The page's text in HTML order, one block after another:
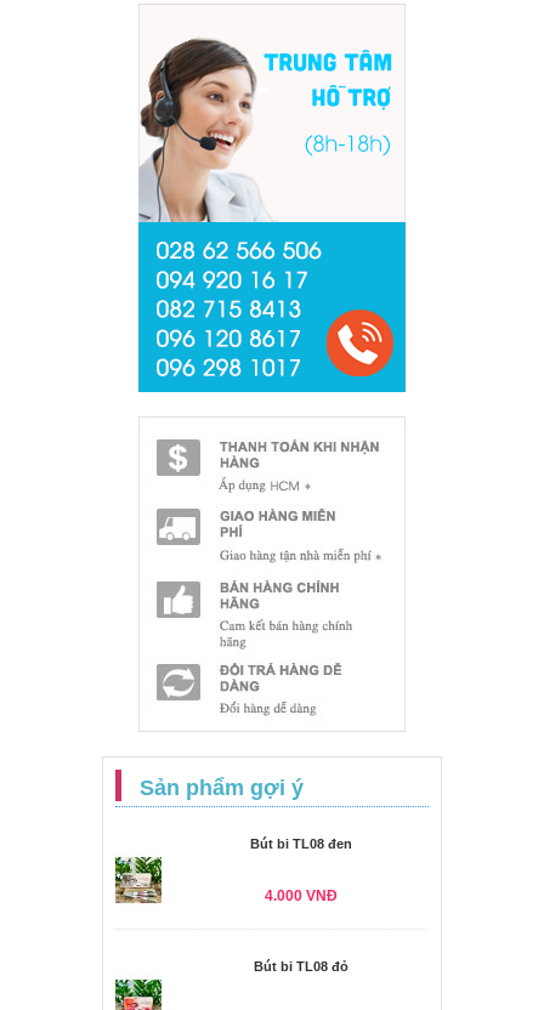
Sản phẩm gợi ý
Bút bi TL08 đen
4.000 VNĐ
Bút bi TL08 đỏ